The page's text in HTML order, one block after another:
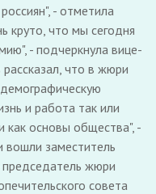
- отметила
круто, что мы сегодня
- подчеркнула вице-
что в жюри
и работа так или
как основы общества", -
заместитель
жюри
совета